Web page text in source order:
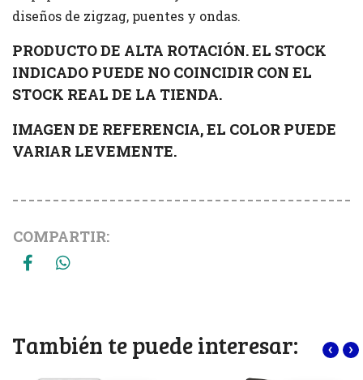
diseños de zigzag, puentes y ondas.
PRODUCTO DE ALTA ROTACIÓN. EL STOCK
INDICADO PUEDE NO COINCIDIR CON EL
STOCK REAL DE LA TIENDA.
IMAGEN DE REFERENCIA, EL COLOR PUEDE
VARIAR LEVEMENTE.
COMPARTIR:
También te puede interesar: ‹ ›